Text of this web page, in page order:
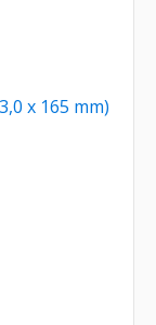
x 165 mm)